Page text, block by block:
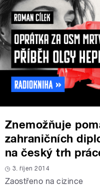
Znemožňuje
zahraničních
na český trh
3. říjen 2014
Zaostřeno na cizince